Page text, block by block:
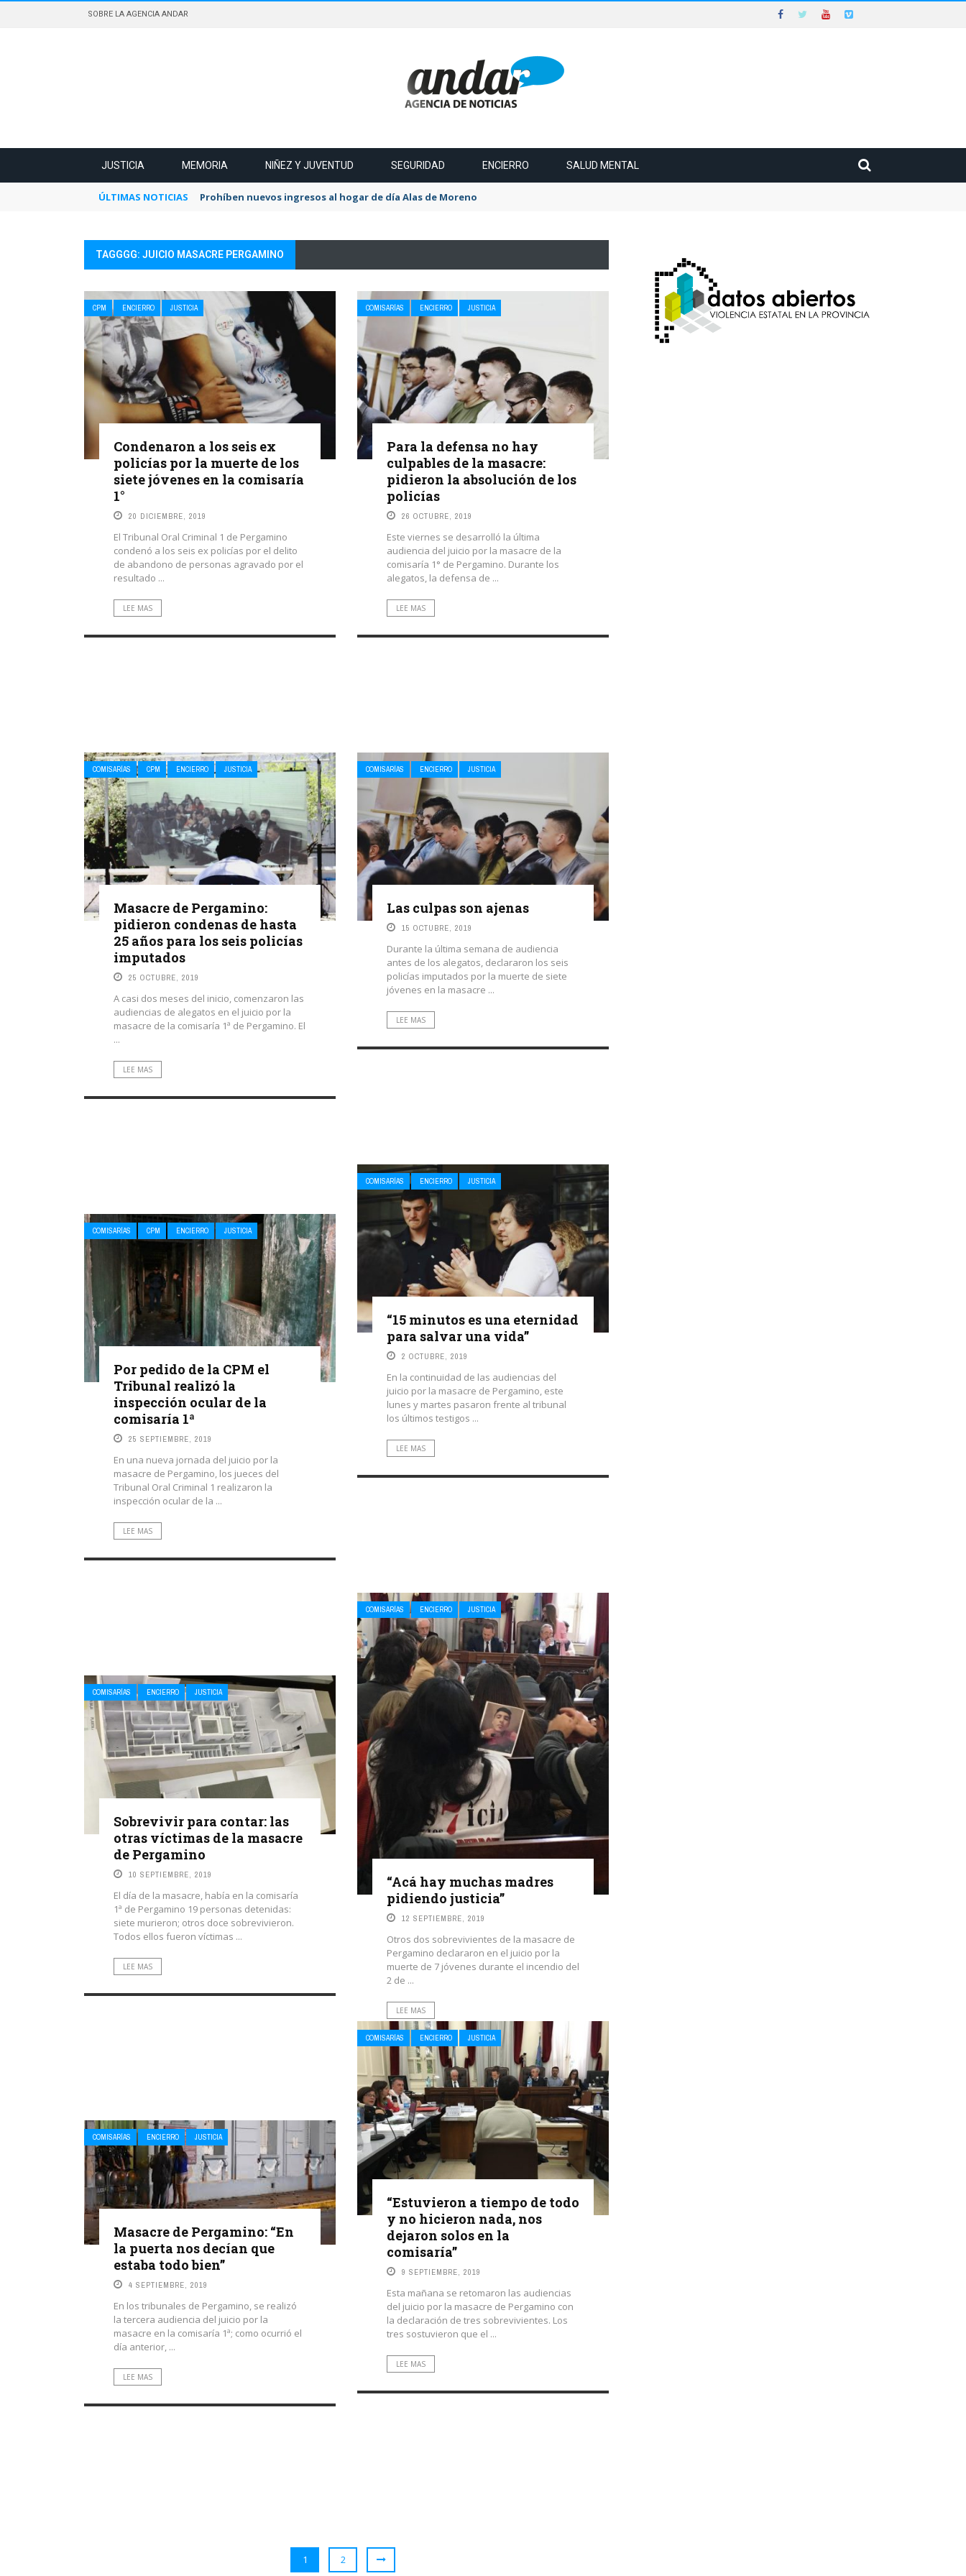
SOBRE LA AGENCIA ANDAR
JUSTICIA MEMORIA NIÑEZ Y JUVENTUD SEGURIDAD ENCIERRO SALUD MENTAL
ÚLTIMAS NOTICIAS Prohíben nuevos ingresos al hogar de día Alas de Moreno
TAGGGG: JUICIO MASACRE PERGAMINO
CPM ENCIERRO JUSTICIA
Condenaron a los seis ex
policías por la muerte de los
siete jóvenes en la comisaría
1°
20 DICIEMBRE, 2019
El Tribunal Oral Criminal 1 de Pergamino
condenó a los seis ex policías por el delito
de abandono de personas agravado por el
resultado ...
LEE MAS
COMISARÍAS ENCIERRO JUSTICIA
Para la defensa no hay
culpables de la masacre:
pidieron la absolución de los
policías
26 OCTUBRE, 2019
Este viernes se desarrolló la última
audiencia del juicio por la masacre de la
comisaría 1° de Pergamino. Durante los
alegatos, la defensa de ...
LEE MAS
COMISARÍAS CPM ENCIERRO JUSTICIA
Masacre de Pergamino:
pidieron condenas de hasta
25 años para los seis policías
imputados
25 OCTUBRE, 2019
A casi dos meses del inicio, comenzaron las
audiencias de alegatos en el juicio por la
masacre de la comisaría 1ª de Pergamino. El
...
LEE MAS
COMISARÍAS ENCIERRO JUSTICIA
Las culpas son ajenas
15 OCTUBRE, 2019
Durante la última semana de audiencia
antes de los alegatos, declararon los seis
policías imputados por la muerte de siete
jóvenes en la masacre ...
LEE MAS
COMISARÍAS ENCIERRO JUSTICIA
“15 minutos es una eternidad
para salvar una vida”
2 OCTUBRE, 2019
En la continuidad de las audiencias del
juicio por la masacre de Pergamino, este
lunes y martes pasaron frente al tribunal
los últimos testigos ...
LEE MAS
COMISARÍAS CPM ENCIERRO JUSTICIA
Por pedido de la CPM el
Tribunal realizó la
inspección ocular de la
comisaría 1ª
25 SEPTIEMBRE, 2019
En una nueva jornada del juicio por la
masacre de Pergamino, los jueces del
Tribunal Oral Criminal 1 realizaron la
inspección ocular de la ...
LEE MAS
COMISARÍAS ENCIERRO JUSTICIA
“Acá hay muchas madres
pidiendo justicia”
12 SEPTIEMBRE, 2019
Otros dos sobrevivientes de la masacre de
Pergamino declararon en el juicio por la
muerte de 7 jóvenes durante el incendio del
2 de ...
LEE MAS
COMISARÍAS ENCIERRO JUSTICIA
Sobrevivir para contar: las
otras víctimas de la masacre
de Pergamino
10 SEPTIEMBRE, 2019
El día de la masacre, había en la comisaría
1ª de Pergamino 19 personas detenidas:
siete murieron; otros doce sobrevivieron.
Todos ellos fueron víctimas ...
LEE MAS
COMISARÍAS ENCIERRO JUSTICIA
“Estuvieron a tiempo de todo
y no hicieron nada, nos
dejaron solos en la
comisaría”
9 SEPTIEMBRE, 2019
Esta mañana se retomaron las audiencias
del juicio por la masacre de Pergamino con
la declaración de tres sobrevivientes. Los
tres sostuvieron que el ...
LEE MAS
COMISARÍAS ENCIERRO JUSTICIA
Masacre de Pergamino: “En
la puerta nos decían que
estaba todo bien”
4 SEPTIEMBRE, 2019
En los tribunales de Pergamino, se realizó
la tercera audiencia del juicio por la
masacre en la comisaría 1ª; como ocurrió el
día anterior, ...
LEE MAS
1 2